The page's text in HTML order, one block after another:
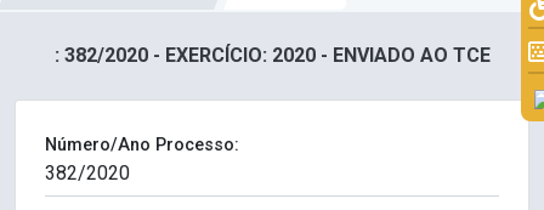
: 382/2020 - EXERCÍCIO: 2020 - ENVIADO AO TCE
Número/Ano Processo: